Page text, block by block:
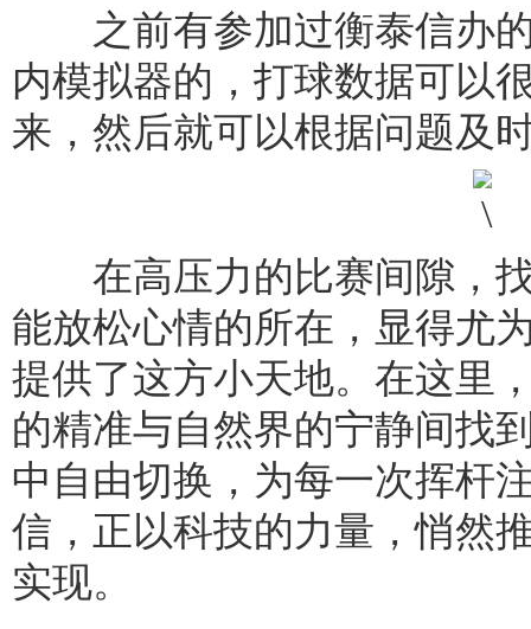
之前有参加过衡泰信办的
内模拟器的，打球数据可以
来，然后就可以根据问题及
在高压力的比赛间隙，找
能放松心情的所在，显得尤
提供了这方小天地。在这里
的精准与自然界的宁静间找
中自由切换，为每一次挥杆
信，正以科技的力量，悄然
实现。